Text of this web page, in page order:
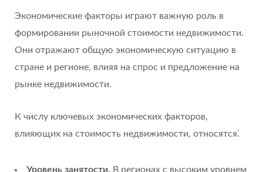
Экономические факторы играют важную роль в
формировании рыночной стоимости недвижимости.
Они отражают общую экономическую ситуацию в
стране и регионе, влияя на спрос и предложение на
рынке недвижимости.
К числу ключевых экономических факторов,
влияющих на стоимость недвижимости, относятся⁚
Уровень занятости. В регионах с высоким уровнем